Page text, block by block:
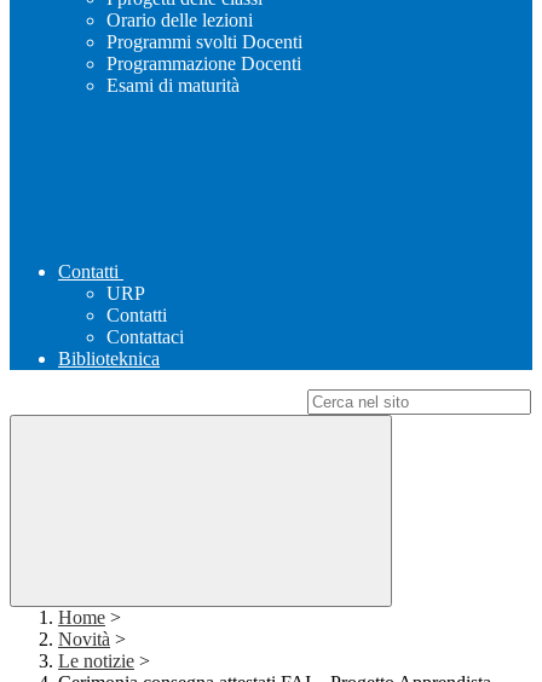
Orario delle lezioni
Programmi svolti Docenti
Programmazione Docenti
Esami di maturità
Contatti
URP
Contatti
Contattaci
Biblioteknica
Home >
Novità >
Le notizie >